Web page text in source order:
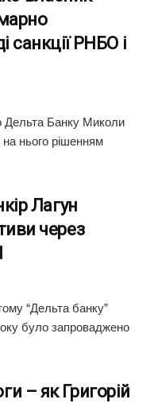
санкції РНБО і
Дельта Банку Миколи
нього рішенням
Лагун
через
“Дельта банку”
було запроваджено
– як Григорій